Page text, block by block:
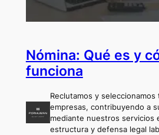
Nómina: Qué es y
funciona
Reclutamos y seleccionamos
empresas, contribuyendo a
mediante nuestros servicios
estructura y defensa legal